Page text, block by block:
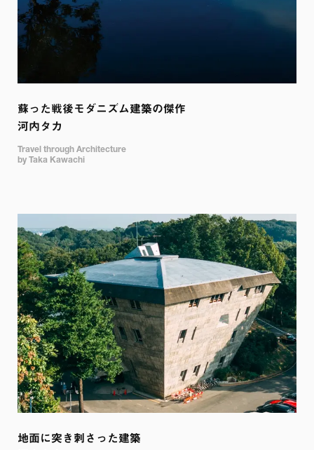
蘇った戦後モダニズム建築の傑作
河内タカ
Travel through Architecture
by Taka Kawachi
地面に突き刺さった建築